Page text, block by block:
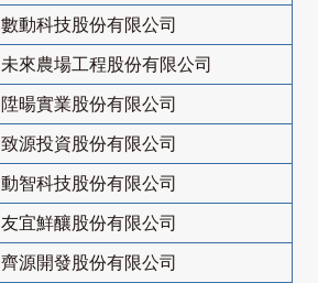
數動科技股份有限公司
未來農場工程股份有限公司
陞暘實業股份有限公司
致源投資股份有限公司
動智科技股份有限公司
友宜鮮釀股份有限公司
齊源開發股份有限公司